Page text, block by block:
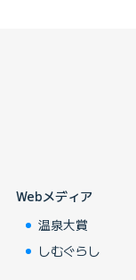
Webメディア
温泉大賞
しむぐらし